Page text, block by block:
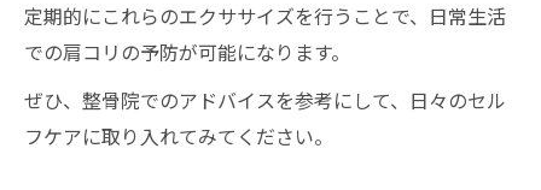
定期的にこれらのエクササイズを行うことで、日常生活
での肩コリの予防が可能になります。
ぜひ、整骨院でのアドバイスを参考にして、日々のセル
フケアに取り入れてみてください。